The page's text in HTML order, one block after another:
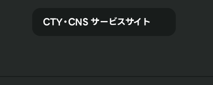
CTY・CNS サービスサイト